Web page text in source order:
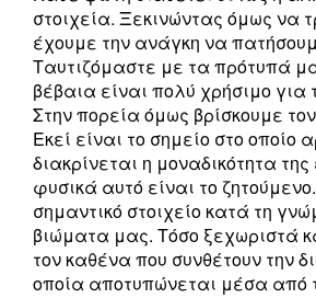
στοιχεία. Ξεκινώντας όμως να
έχουμε την ανάγκη να
Ταυτιζόμαστε με τα πρότυπά
βέβαια είναι πολύ χρήσιμο για
Στην πορεία όμως βρίσκουμε
Εκεί είναι το σημείο στο οποίο
διακρίνεται η μοναδικότητα
φυσικά αυτό είναι το
σημαντικό στοιχείο κατά τη
βιώματα μας. Τόσο ξεχωριστά
τον καθένα που συνθέτουν την
οποία αποτυπώνεται μέσα από